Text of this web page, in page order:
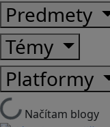
Predmety
Témy
Platformy
Načítam blogy